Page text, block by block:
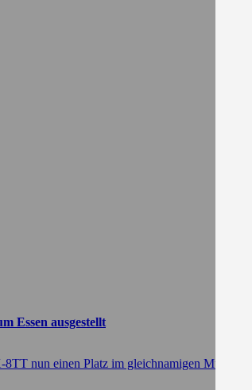
Essen ausgestellt
nun einen Platz im gleichnamigen